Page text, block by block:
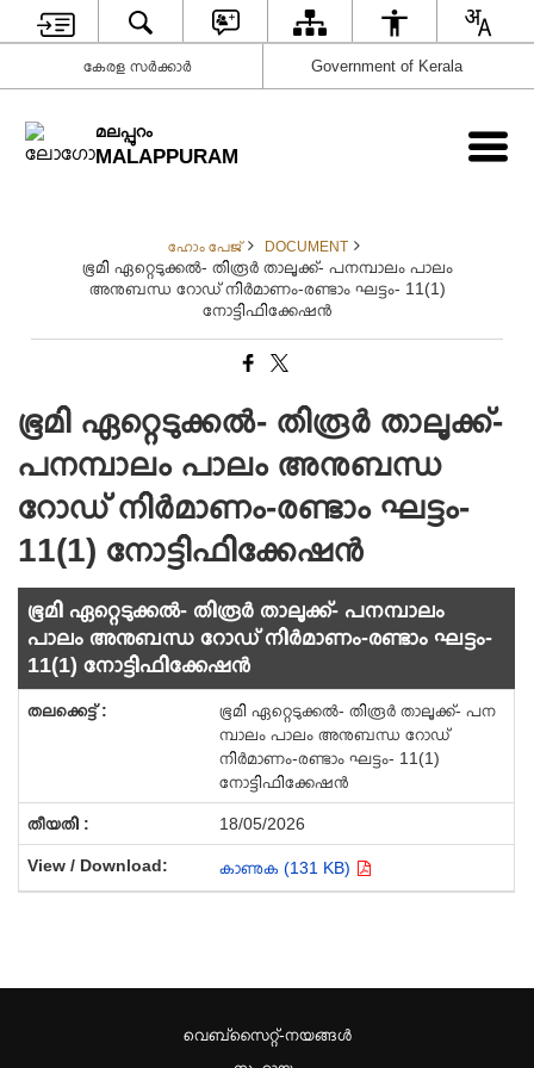
കേരള സര്‍ക്കാര്‍ Government of Kerala
മലപ്പുറം
MALAPPURAM
ഹോം പേജ് DOCUMENT
ഭൂമി ഏറ്റെടുക്കല്‍- തിരൂര്‍ താലൂക്ക്- പനമ്പാലം പാലം
അനുബന്ധ റോഡ് നിര്‍മാണം-രണ്ടാം ഘട്ടം- 11(1)
നോട്ടിഫിക്കേഷന്‍
ഭൂമി ഏറ്റെടുക്കല്‍- തിരൂര്‍ താലൂക്ക്-
പനമ്പാലം പാലം അനുബന്ധ
റോഡ് നിര്‍മാണം-രണ്ടാം ഘട്ടം-
11(1) നോട്ടിഫിക്കേഷന്‍
ഭൂമി ഏറ്റെടുക്കല്‍- തിരൂര്‍ താലൂക്ക്- പനമ്പാലം
പാലം അനുബന്ധ റോഡ് നിര്‍മാണം-രണ്ടാം ഘട്ടം-
11(1) നോട്ടിഫിക്കേഷന്‍
ഭൂമി ഏറ്റെടുക്കല്‍- തിരൂര്‍ താലൂക്ക്- പന
മ്പാലം പാലം അനുബന്ധ റോഡ്
നിര്‍മാണം-രണ്ടാം ഘട്ടം- 11(1)
നോട്ടിഫിക്കേഷന്‍
18/05/2026
കാണുക (131 KB)
വെബ്സൈറ്റ്-നയങ്ങള്‍